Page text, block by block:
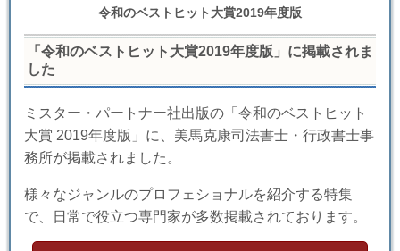
令和のベストヒット大賞2019年度版
「令和のベストヒット大賞2019年度版」に掲載されま
した
ミスター・パートナー社出版の「令和のベストヒット
大賞 2019年度版」に、美馬克康司法書士・行政書士事
務所が掲載されました。
様々なジャンルのプロフェショナルを紹介する特集
で、日常で役立つ専門家が多数掲載されております。